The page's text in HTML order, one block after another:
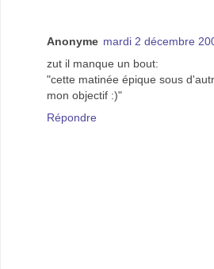
Anonyme mardi 2 décembre
zut il manque un bout:
"cette matinée épique sous
mon objectif :)"
Répondre